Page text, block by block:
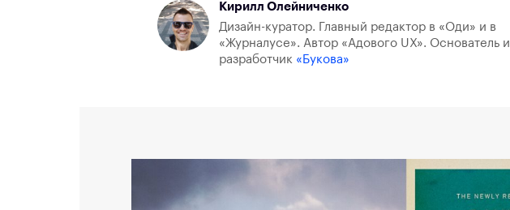
Кирилл Олейниченко
Дизайн-куратор. Главный редактор в «Оди» и в
«Журналусе». Автор «Адового UX». Основатель и
разработчик «Букова»